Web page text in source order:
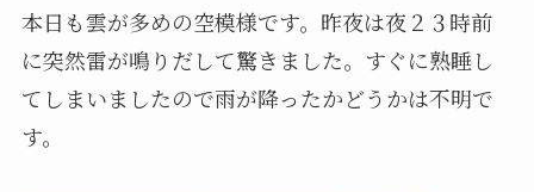
本日も雲が多めの空模様です。昨夜は夜２３時前
に突然雷が鳴りだして驚きました。すぐに熟睡し
てしまいましたので雨が降ったかどうかは不明で
す。